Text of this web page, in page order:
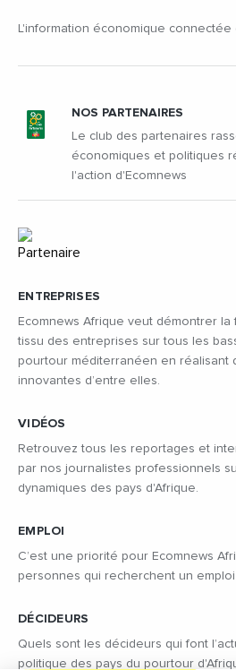
L'information économique connectée
ENTREPRISES
Ecomnews Afrique veut démontrer
tissu des entreprises sur tous les
pourtour méditerranéen en réalisant
innovantes d’entre elles.
VIDÉOS
Retrouvez tous les reportages et
par nos journalistes professionnels
dynamiques des pays d'Afrique.
EMPLOI
C’est une priorité pour Ecomnews
personnes qui recherchent un
DÉCIDEURS
Quels sont les décideurs qui font
politique des pays du pourtour
NOS PARTENAIRES
Le club des partenaires
économiques et politiques
l'action d'Ecomnews